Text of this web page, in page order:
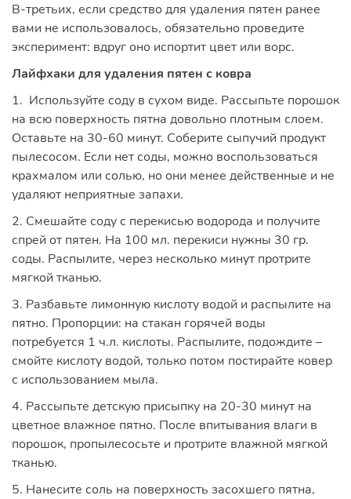
В-третьих, если средство для удаления пятен ранее
вами не использовалось, обязательно проведите
эксперимент: вдруг оно испортит цвет или ворс.
Лайфхаки для удаления пятен с ковра
1. Используйте соду в сухом виде. Рассыпьте порошок
на всю поверхность пятна довольно плотным слоем.
Оставьте на 30-60 минут. Соберите сыпучий продукт
пылесосом. Если нет соды, можно воспользоваться
крахмалом или солью, но они менее действенные и не
удаляют неприятные запахи.
2. Смешайте соду с перекисью водорода и получите
спрей от пятен. На 100 мл. перекиси нужны 30 гр.
соды. Распылите, через несколько минут протрите
мягкой тканью.
3. Разбавьте лимонную кислоту водой и распылите на
пятно. Пропорции: на стакан горячей воды
потребуется 1 ч.л. кислоты. Распылите, подождите –
смойте кислоту водой, только потом постирайте ковер
с использованием мыла.
4. Рассыпьте детскую присыпку на 20-30 минут на
цветное влажное пятно. После впитывания влаги в
порошок, пропылесосьте и протрите влажной мягкой
тканью.
5. Нанесите соль на поверхность засохшего пятна,